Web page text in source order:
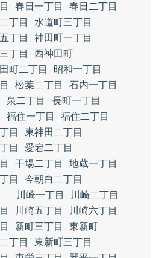
春日一丁目
春日二丁目
丁目
水道町三丁目
丁目
神田町一丁目
丁目
西神田町
町二丁目
昭和一丁目
松葉二丁目
石内一丁目
泉二丁目
長町一丁目
福住一丁目
福住二丁目
目
東神田二丁目
目
愛宕二丁目
干場二丁目
地蔵一丁目
目
今朝白二丁目
川崎一丁目
川崎二丁目
川崎五丁目
川崎六丁目
新町三丁目
東新町
丁目
東新町三丁目